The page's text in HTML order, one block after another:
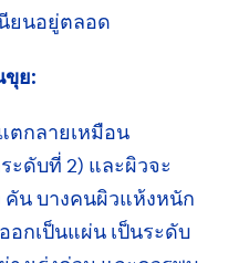
ยนอยู่ตลอด
ขุย:
ตกลายเหมือน
ะดับที่ 2) และผิวจะ
คัน บางคนผิวแห้งหนัก
ออกเป็นแผ่น เป็นระดับ